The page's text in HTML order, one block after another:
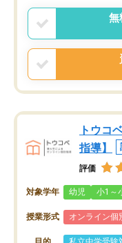
無
トウコ
指導】
評価
対象学年 幼児 小1～
授業形式 オンライン個